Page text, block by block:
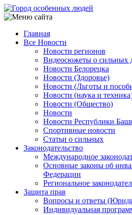
Перейти
к
содержанию
Main
navigation
Главная
Все Новости
Новости регионов
Видеосюжеты о сильных
Новости Белорецка
Новости (Здоровье)
Новости (Льготы и
Новости (наука и
Новости (Общество)
Новости
Новости Республики
Спортивные новости
Статьи о сильных
Законодательство
Международное
Основные законы об
Федерации
Региональное
Защита прав
Вопросы и ответы
Индивидуальная